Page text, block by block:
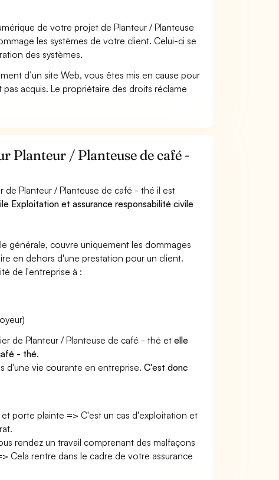
de votre projet de Planteur / Planteuse
les systèmes de votre client. Celui-ci se
des systèmes.
d’un site Web, vous êtes mis en cause pour
pas acquis. Le propriétaire des droits réclame
Planteur / Planteuse de café -
Planteur / Planteuse de café - thé il est
Exploitation et assurance responsabilité civile
générale, couvre uniquement les dommages
en dehors d'une prestation pour un client.
de l'entreprise à :
de Planteur / Planteuse de café - thé etelle
- thé.
d'une vie courante en entreprise.C'est donc
et porte plainte => C'est un cas d'exploitation et
rendez un travail comprenant des malfaçons
Cela rentre dans le cadre de votre assurance